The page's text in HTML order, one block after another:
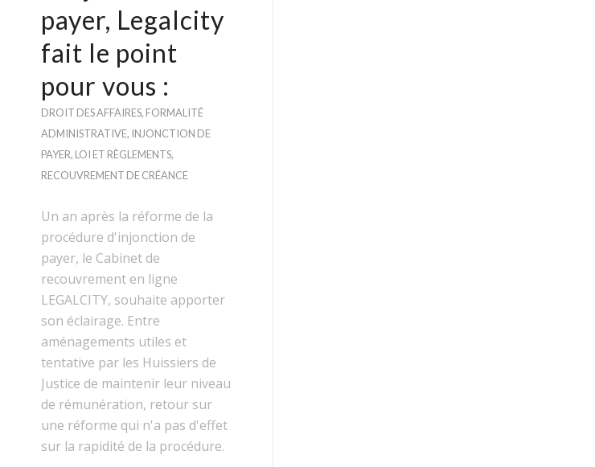
payer, Legalcity
fait le point
pour vous :
DROIT DES AFFAIRES, FORMALITÉ
ADMINISTRATIVE, INJONCTION DE
PAYER, LOI ET RÈGLEMENTS,
RECOUVREMENT DE CRÉANCE
Un an après la réforme de la
procédure d'injonction de
payer, le Cabinet de
recouvrement en ligne
LEGALCITY, souhaite apporter
son éclairage. Entre
aménagements utiles et
tentative par les Huissiers de
Justice de maintenir leur niveau
de rémunération, retour sur
une réforme qui n'a pas d'effet
sur la rapidité de la procédure.